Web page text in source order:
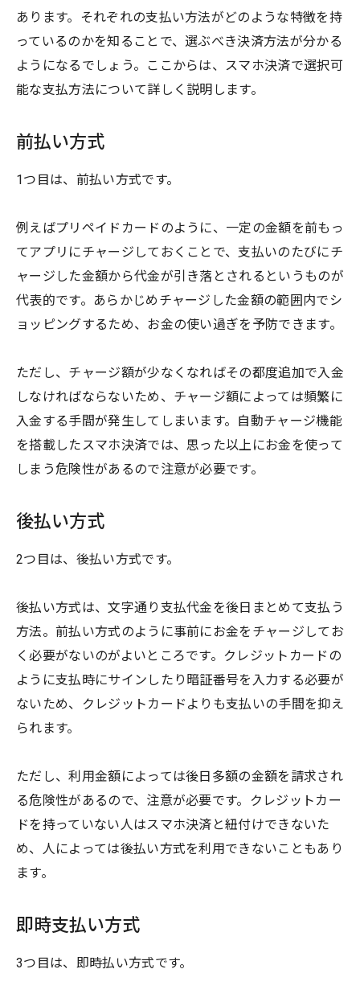
あります。それぞれの支払い方法がどのような特徴を持
っているのかを知ることで、選ぶべき決済方法が分かる
ようになるでしょう。ここからは、スマホ決済で選択可
能な支払方法について詳しく説明します。
前払い方式
1つ目は、前払い方式です。
例えばプリペイドカードのように、一定の金額を前もっ
てアプリにチャージしておくことで、支払いのたびにチ
ャージした金額から代金が引き落とされるというものが
代表的です。あらかじめチャージした金額の範囲内でシ
ョッピングするため、お金の使い過ぎを予防できます。
ただし、チャージ額が少なくなればその都度追加で入金
しなければならないため、チャージ額によっては頻繁に
入金する手間が発生してしまいます。自動チャージ機能
を搭載したスマホ決済では、思った以上にお金を使って
しまう危険性があるので注意が必要です。
後払い方式
2つ目は、後払い方式です。
後払い方式は、文字通り支払代金を後日まとめて支払う
方法。前払い方式のように事前にお金をチャージしてお
く必要がないのがよいところです。クレジットカードの
ように支払時にサインしたり暗証番号を入力する必要が
ないため、クレジットカードよりも支払いの手間を抑え
られます。
ただし、利用金額によっては後日多額の金額を請求され
る危険性があるので、注意が必要です。クレジットカー
ドを持っていない人はスマホ決済と紐付けできないた
め、人によっては後払い方式を利用できないこともあり
ます。
即時支払い方式
3つ目は、即時払い方式です。